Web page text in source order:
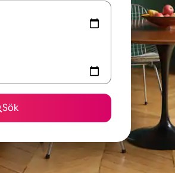
Sök